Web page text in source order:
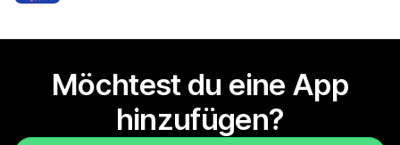
Möchtest du eine App
hinzufügen?